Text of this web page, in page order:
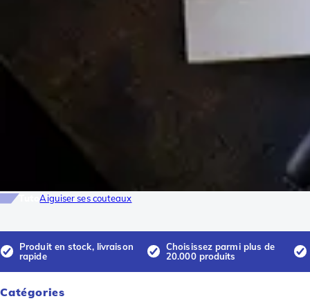
TutoAiguiser ses couteaux
Produit en stock, livraison
rapide
Choisissez parmi plus de
20.000 produits
Catégories